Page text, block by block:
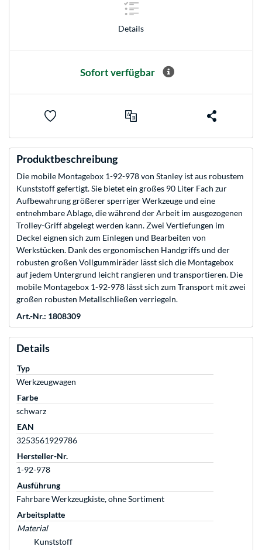
Details
Sofort verfügbar
Produktbeschreibung
Die mobile Montagebox 1-92-978 von Stanley ist aus robustem
Kunststoff gefertigt. Sie bietet ein großes 90 Liter Fach zur
Aufbewahrung größerer sperriger Werkzeuge und eine
entnehmbare Ablage, die während der Arbeit im ausgezogenen
Trolley-Griff abgelegt werden kann. Zwei Vertiefungen im
Deckel eignen sich zum Einlegen und Bearbeiten von
Werkstücken. Dank des ergonomischen Handgriffs und der
robusten großen Vollgummiräder lässt sich die Montagebox
auf jedem Untergrund leicht rangieren und transportieren. Die
mobile Montagebox 1-92-978 lässt sich zum Transport mit zwei
großen robusten Metallschließen verriegeln.
Art.-Nr.: 1808309
Details
Typ
Werkzeugwagen
Farbe
schwarz
EAN
3253561929786
Hersteller-Nr.
1-92-978
Ausführung
Fahrbare Werkzeugkiste, ohne Sortiment
Arbeitsplatte
Material
Kunststoff